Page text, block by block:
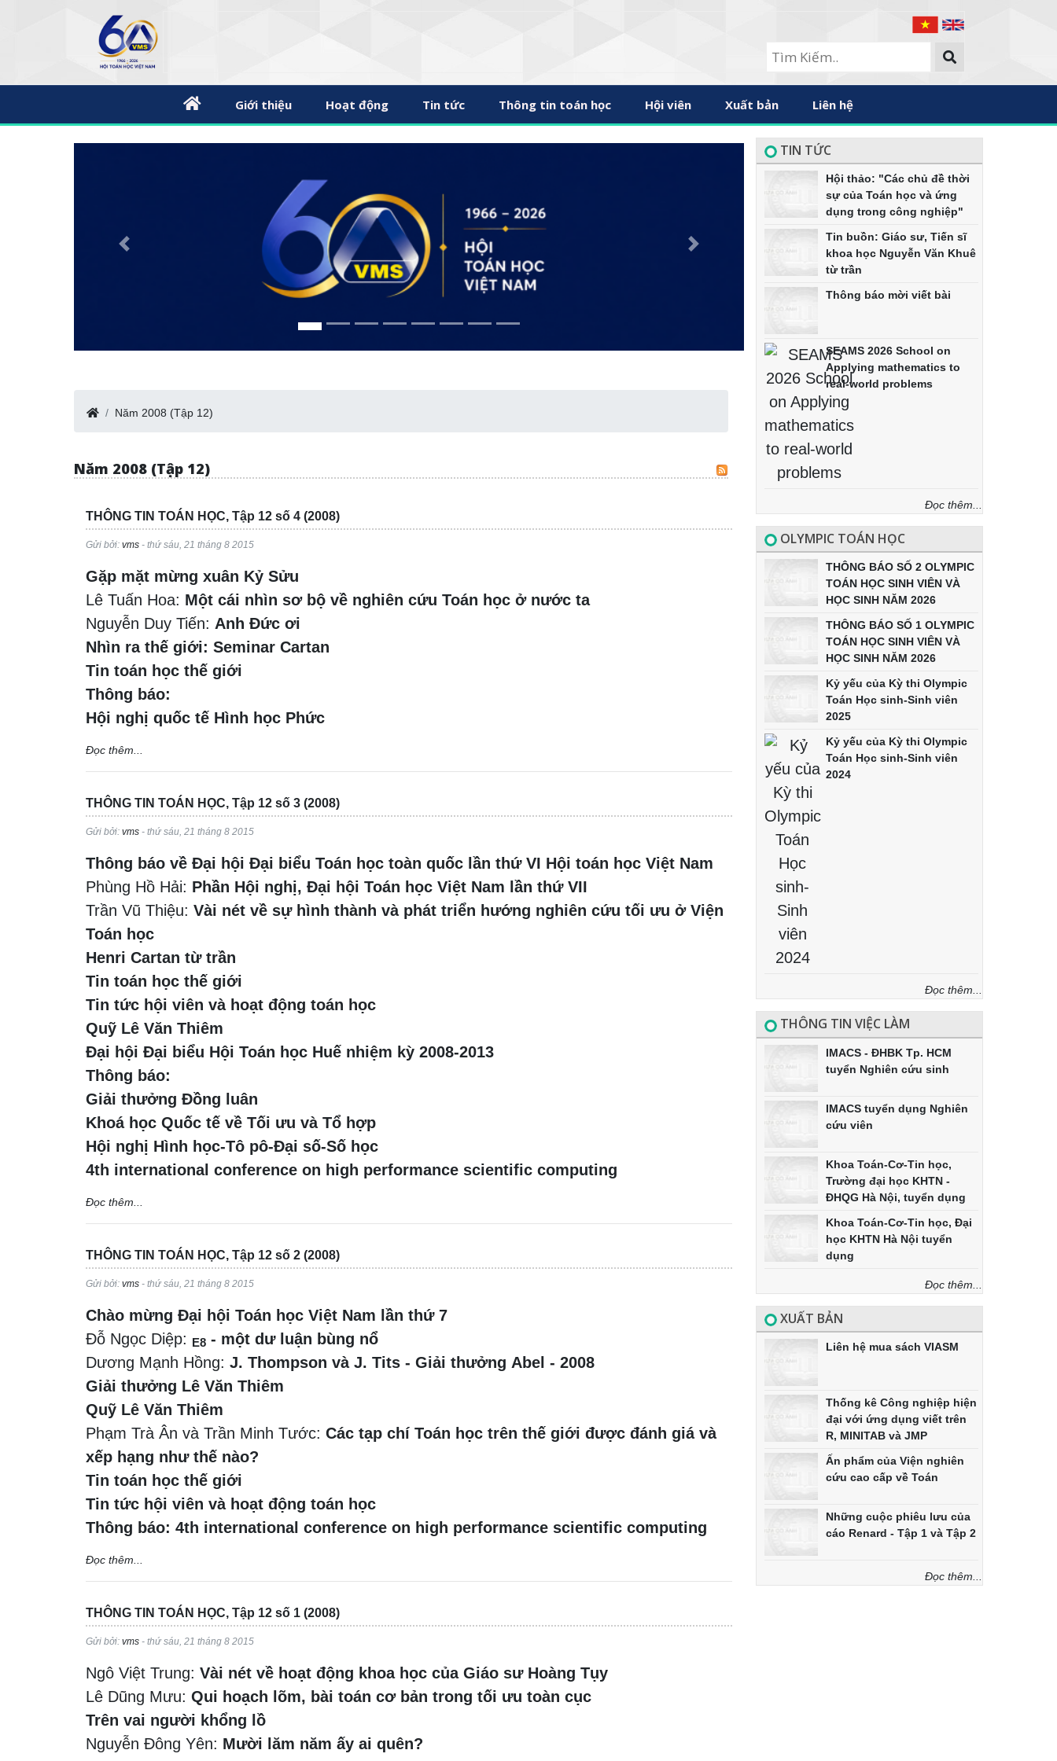
Giới thiệu Hoạt động Tin tức Thông tin toán học Hội viên Xuất bản Liên hệ
Năm 2008 (Tập 12)
Năm 2008 (Tập 12)
THÔNG TIN TOÁN HỌC, Tập 12 số 4 (2008)
Gửi bởi:vms - thứ sáu, 21 tháng 8 2015
Gặp mặt mừng xuân Kỷ Sửu
Lê Tuấn Hoa: Một cái nhìn sơ bộ về nghiên cứu Toán học ở nước ta
Nguyễn Duy Tiến: Anh Đức ơi
Nhìn ra thế giới: Seminar Cartan
Tin toán học thế giới
Thông báo:
Hội nghị quốc tế Hình học Phức
Đọc thêm...
THÔNG TIN TOÁN HỌC, Tập 12 số 3 (2008)
Gửi bởi:vms - thứ sáu, 21 tháng 8 2015
Thông báo về Đại hội Đại biểu Toán học toàn quốc lần thứ VI Hội toán học Việt Nam
Phùng Hồ Hải: Phần Hội nghị, Đại hội Toán học Việt Nam lần thứ VII
Trần Vũ Thiệu:Vài nét về sự hình thành và phát triển hướng nghiên cứu tối ưu ở Viện
Toán học
Henri Cartan từ trần
Tin toán học thế giới
Tin tức hội viên và hoạt động toán học
Quỹ Lê Văn Thiêm
Đại hội Đại biểu Hội Toán học Huế nhiệm kỳ 2008-2013
Thông báo:
Giải thưởng Đồng luân
Khoá học Quốc tế về Tối ưu và Tổ hợp
Hội nghị Hình học-Tô pô-Đại số-Số học
4th international conference on high performance scientific computing
Đọc thêm...
THÔNG TIN TOÁN HỌC, Tập 12 số 2 (2008)
Gửi bởi:vms - thứ sáu, 21 tháng 8 2015
Chào mừng Đại hội Toán học Việt Nam lần thứ 7
Đỗ Ngọc Diệp: E8 - một dư luận bùng nổ
Dương Mạnh Hồng:J. Thompson và J. Tits - Giải thưởng Abel - 2008
Giải thưởng Lê Văn Thiêm
Quỹ Lê Văn Thiêm
Phạm Trà Ân và Trần Minh Tước:Các tạp chí Toán học trên thế giới được đánh giá và
xếp hạng như thế nào?
Tin toán học thế giới
Tin tức hội viên và hoạt động toán học
Thông báo: 4th international conference on high performance scientific computing
Đọc thêm...
THÔNG TIN TOÁN HỌC, Tập 12 số 1 (2008)
Gửi bởi:vms - thứ sáu, 21 tháng 8 2015
Ngô Việt Trung: Vài nét về hoạt động khoa học của Giáo sư Hoàng Tụy
Lê Dũng Mưu:Qui hoạch lõm, bài toán cơ bản trong tối ưu toàn cục
Trên vai người khổng lồ
Nguyễn Đông Yên: Mười lăm năm ấy ai quên?
TIN TỨC
Hội thảo: "Các chủ đề thời
sự của Toán học và ứng
dụng trong công nghiệp"
Tin buồn: Giáo sư, Tiến sĩ
khoa học Nguyễn Văn Khuê
từ trần
Thông báo mời viết bài
SEAMS 2026 School on
Applying mathematics to
real-world problems
Đọc thêm...
OLYMPIC TOÁN HỌC
THÔNG BÁO SỐ 2 OLYMPIC
TOÁN HỌC SINH VIÊN VÀ
HỌC SINH NĂM 2026
THÔNG BÁO SỐ 1 OLYMPIC
TOÁN HỌC SINH VIÊN VÀ
HỌC SINH NĂM 2026
Kỷ yếu của Kỳ thi Olympic
Toán Học sinh-Sinh viên
2025
Kỷ yếu của Kỳ thi Olympic
Toán Học sinh-Sinh viên
2024
Đọc thêm...
THÔNG TIN VIỆC LÀM
IMACS - ĐHBK Tp. HCM
tuyển Nghiên cứu sinh
IMACS tuyển dụng Nghiên
cứu viên
Khoa Toán-Cơ-Tin học,
Trường đại học KHTN -
ĐHQG Hà Nội, tuyển dụng
Khoa Toán-Cơ-Tin học, Đại
học KHTN Hà Nội tuyển
dụng
Đọc thêm...
XUẤT BẢN
Liên hệ mua sách VIASM
Thống kê Công nghiệp hiện
đại với ứng dụng viết trên
R, MINITAB và JMP
Ấn phẩm của Viện nghiên
cứu cao cấp về Toán
Những cuộc phiêu lưu của
cáo Renard - Tập 1 và Tập 2
Đọc thêm...